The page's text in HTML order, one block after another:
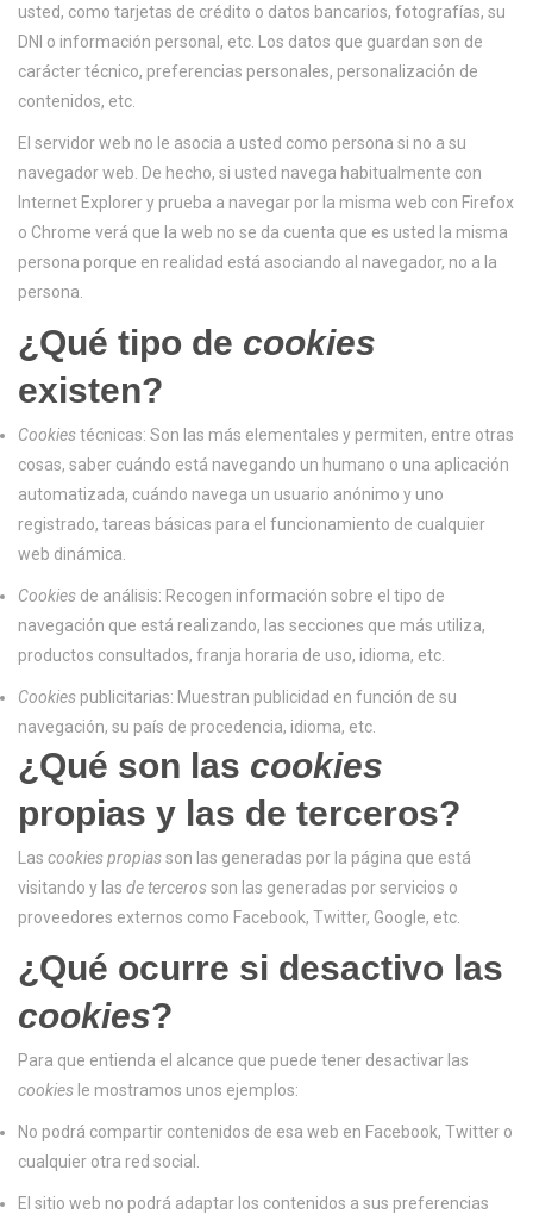
usted, como tarjetas de crédito o datos bancarios, fotografías, su
DNI o información personal, etc. Los datos que guardan son de
carácter técnico, preferencias personales, personalización de
contenidos, etc.
El servidor web no le asocia a usted como persona si no a su
navegador web. De hecho, si usted navega habitualmente con
Internet Explorer y prueba a navegar por la misma web con Firefox
o Chrome verá que la web no se da cuenta que es usted la misma
persona porque en realidad está asociando al navegador, no a la
persona.
¿Qué tipo de cookies
existen?
Cookiestécnicas: Son las más elementales y permiten, entre otras
cosas, saber cuándo está navegando un humano o una aplicación
automatizada, cuándo navega un usuario anónimo y uno
registrado, tareas básicas para el funcionamiento de cualquier
web dinámica.
Cookies de análisis: Recogen información sobre el tipo de
navegación que está realizando, las secciones que más utiliza,
productos consultados, franja horaria de uso, idioma, etc.
Cookies publicitarias: Muestran publicidad en función de su
navegación, su país de procedencia, idioma, etc.
¿Qué son las cookies
propias y las de terceros?
Las cookies propiasson las generadas por la página que está
visitando y las de tercerosson las generadas por servicios o
proveedores externos como Facebook, Twitter, Google, etc.
¿Qué ocurre si desactivo las
cookies?
Para que entienda el alcance que puede tener desactivar las
cookies le mostramos unos ejemplos:
No podrá compartir contenidos de esa web en Facebook, Twitter o
cualquier otra red social.
El sitio web no podrá adaptar los contenidos a sus preferencias